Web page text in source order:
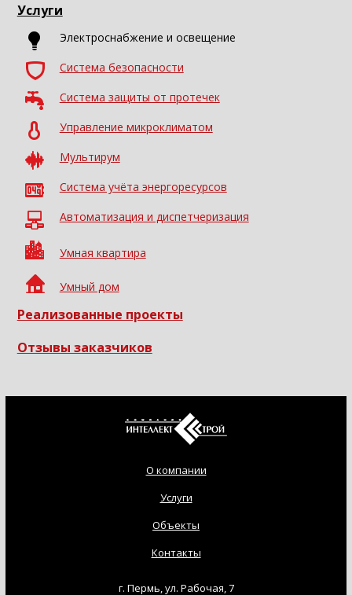
Услуги
Электроснабжение и освещение
Система безопасности
Система защиты от протечек
Управление микроклиматом
Мультирум
Система учёта энергоресурсов
Автоматизация и диспетчеризация
Умная квартира
Умный дом
Реализованные проекты
Отзывы заказчиков
О компании
Услуги
Объекты
Контакты
г. Пермь, ул. Рабочая, 7